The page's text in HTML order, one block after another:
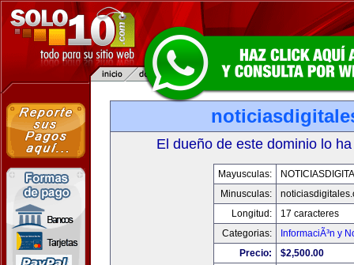
El dueño de este dominio lo
Mayusculas:
Minusculas:
Longitud:
17 caracteres
Categorias:
InformaciÃ³n y
Precio:
$2,500.00